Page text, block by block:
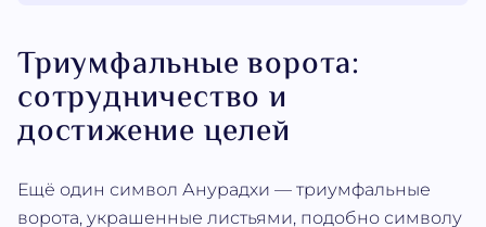
Триумфальные ворота:
сотрудничество и
достижение целей
Ещё один символ Анурадхи — триумфальные
ворота, украшенные листьями, подобно символу